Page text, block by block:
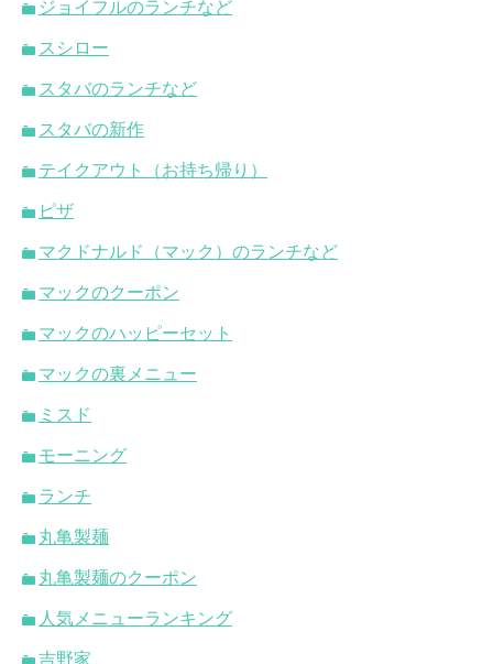
ジョイフルのランチなど
スシロー
スタバのランチなど
スタバの新作
テイクアウト（お持ち帰り）
ピザ
マクドナルド（マック）のランチなど
マックのクーポン
マックのハッピーセット
マックの裏メニュー
ミスド
モーニング
ランチ
丸亀製麺
丸亀製麺のクーポン
人気メニューランキング
吉野家